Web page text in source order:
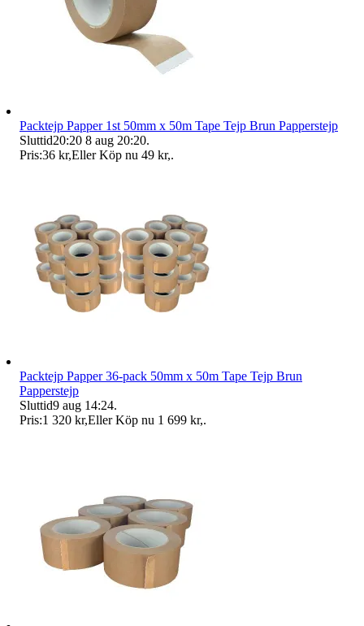
Packtejp Papper 1st 50mm x 50m Tape Tejp Brun Papperstejp
Sluttid20:20 8 aug 20:20.
Pris:36 kr,Eller Köp nu 49 kr,.
Packtejp Papper 36-pack 50mm x 50m Tape Tejp Brun
Papperstejp
Sluttid9 aug 14:24.
Pris:1 320 kr,Eller Köp nu 1 699 kr,.